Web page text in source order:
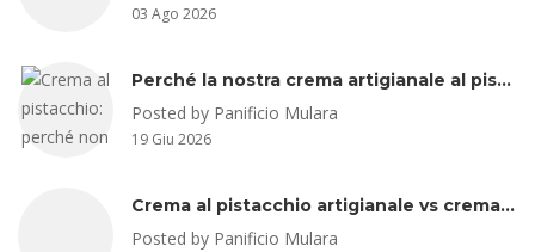
03 Ago 2026
Perché la nostra crema artigianale al pistacchio non è fatta con pistacchio di Bronte
Posted by Panificio Mulara
19 Giu 2026
Crema al pistacchio artigianale vs crema al pistacchio industriale: occhio agli ingredienti e alla percentuale di pistacchio
Posted by Panificio Mulara